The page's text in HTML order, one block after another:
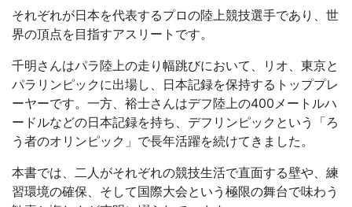
それぞれが日本を代表するプロの陸上競技選手であり、世
界の頂点を目指すアスリートです。
千明さんはパラ陸上の走り幅跳びにおいて、リオ、東京と
パラリンピックに出場し、日本記録を保持するトッププレ
ーヤーです。一方、裕士さんはデフ陸上の400メートルハ
ードルなどの日本記録を持ち、デフリンピックという「ろ
う者のオリンピック」で長年活躍を続けてきました。
本書では、二人がそれぞれの競技生活で直面する壁や、練
習環境の確保、そして国際大会という極限の舞台で味わう